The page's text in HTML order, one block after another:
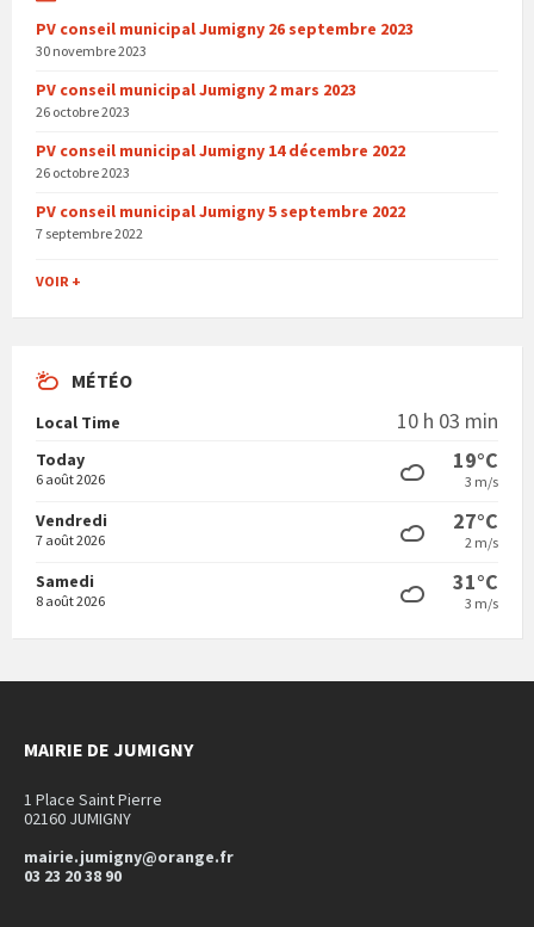
PV conseil municipal Jumigny 26 septembre 2023
30 novembre 2023
PV conseil municipal Jumigny 2 mars 2023
26 octobre 2023
PV conseil municipal Jumigny 14 décembre 2022
26 octobre 2023
PV conseil municipal Jumigny 5 septembre 2022
7 septembre 2022
VOIR +
MÉTÉO
Local Time 10 h 03 min
Today
6 août 2026
19°C
3 m/s
Vendredi
7 août 2026
27°C
2 m/s
Samedi
8 août 2026
31°C
3 m/s
MAIRIE DE JUMIGNY
1 Place Saint Pierre
02160 JUMIGNY
mairie.jumigny@orange.fr
03 23 20 38 90